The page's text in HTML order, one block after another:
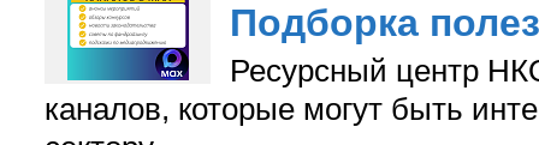
Подборка
Ресурсный центр
каналов, которые могут быть